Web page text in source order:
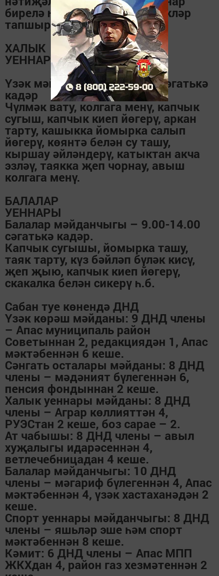
бирелә һәм кыйммәтле бүләкләр
тапшырыла.
ХАЛЫК
УЕННАРЫ
Үзәк мәйдан – 11.00-16.00 сәгатькә
кадәр
Чүлмәк вату, колгага менү, капчык
сугыш, капчык киеп йөгерү, аркан
тарту, кашыкка йомырка салып
йөгерү, көянтә белән су ташу,
кыршау әйләндерү, катыктан акча
эзләү, таякка җеп чорнау, авыш
колгага менү.
БАЛАЛАР
УЕННАРЫ
Балалар мәйданчыгы – 9.00-14.00
сәгатькә кадәр.
Капчык сугышы, йомырка ташу,
таяк тарту, күз бәйләп бүләк кисү,
җеп җыю, капчык киеп йөгерү,
скакалка белән сикерү һ.б.
Сабан туе көнендә ДНД
Үзәк көрәш мәйданы: 9 ДНД члены
– Апас муниципаль район
Советыннан 2, редакциядән 1, Апас
мәктәбеннән 6 кеше.
Сәнгать осталары мәйданы: 8 ДНД
члены – мәдәният бүлегеннән 6,
пенсия фондыннан 2 кеше.
Халык уеннары мәйданы: 8 ДНД
члены – Аграр көллияттән 4,
РУЭСтан 2 кеше, боз сарае – 2.
Ат чабышы: 8 ДНД члены – авыл
хуҗалыгы идарәсеннән 4,
ветлечебницадан 4 кеше.
Балалар мәйданчыгы: 10 ДНД
члены – мәгариф бүлегеннән 4, Апас
мәктәбеннән 4, үзәк хастаханәдән 2
кеше.
Спорт уеннары мәйданчыгы: 8 ДНД
члены – яшьләр эше һәм спорт
мәктәбеннән 8 кеше.
Кәмит: 6 ДНД члены – Апас МПП
ЖКХдан 4, район газ хезмәтеннән 2